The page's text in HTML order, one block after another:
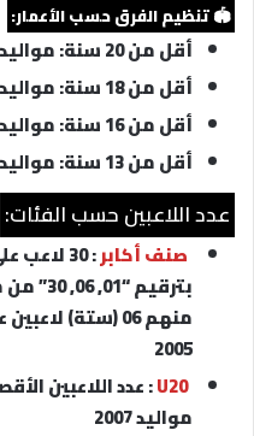
🏟️ تنظيم الفرق حسب الأعمار:
أقل من 20 سنة: مواليد 2006 / 2007
أقل من 18 سنة: مواليد 2008 / 2009
أقل من 16 سنة: مواليد 20010 / 2011 / 2012
أقل من 13 سنة: مواليد 2013 / 2014 / 2015
عدد اللاعبين حسب الفئات:
صنف أكابر
2005
U20
مواليد 2007